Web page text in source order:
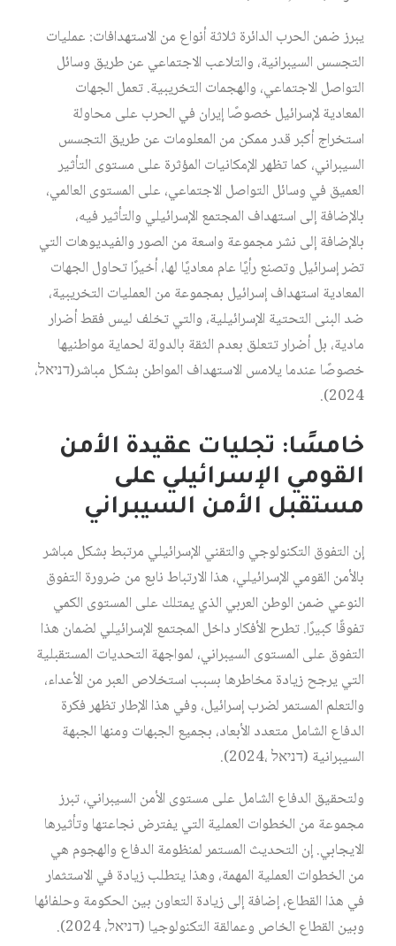
يبرز ضمن الحرب الدائرة ثلاثة أنواع من الاستهدافات: عمليات
التجسس السيبرانية، والتلاعب الاجتماعي عن طريق وسائل
التواصل الاجتماعي، والهجمات التخريبية. تعمل الجهات
المعادية لإسرائيل خصوصًا إيران في الحرب على محاولة
استخراج أكبر قدر ممكن من المعلومات عن طريق التجسس
السيبراني، كما تظهر الإمكانيات المؤثرة على مستوى التأثير
العميق في وسائل التواصل الاجتماعي، على المستوى العالمي،
بالإضافة إلى استهداف المجتمع الإسرائيلي والتأثير فيه،
بالإضافة إلى نشر مجموعة واسعة من الصور والفيديوهات التي
تضر إسرائيل وتصنع رأيًا عام معاديًا لها، أخيرًا تحاول الجهات
المعادية استهداف إسرائيل بمجموعة من العمليات التخريبية،
ضد البنى التحتية الإسرائيلية، والتي تخلف ليس فقط أضرار
مادية، بل أضرار تتعلق بعدم الثقة بالدولة لحماية مواطنيها
خصوصًا عندما يلامس الاستهداف المواطن بشكل مباشر(דניאל،
2024).
خامسًا: تجليات عقيدة الأمن
القومي الإسرائيلي على
مستقبل الأمن السيبراني
إن التفوق التكنولوجي والتقني الإسرائيلي مرتبط بشكل مباشر
بالأمن القومي الإسرائيلي، هذا الارتباط نابع من ضرورة التفوق
النوعي ضمن الوطن العربي الذي يمتلك على المستوى الكمي
تفوقًا كبيرًا. تطرح الأفكار داخل المجتمع الإسرائيلي لضمان هذا
التفوق على المستوى السيبراني، لمواجهة التحديات المستقبلية
التي يرجح زيادة مخاطرها بسبب استخلاص العبر من الأعداء،
والتعلم المستمر لضرب إسرائيل، وفي هذا الإطار تظهر فكرة
الدفاع الشامل متعدد الأبعاد، بجميع الجبهات ومنها الجبهة
السيبرانية (דניאל ،2024).
ولتحقيق الدفاع الشامل على مستوى الأمن السيبراني، تبرز
مجموعة من الخطوات العملية التي يفترض نجاعتها وتأثيرها
الايجابي. إن التحديث المستمر لمنظومة الدفاع والهجوم هي
من الخطوات العملية المهمة، وهذا يتطلب زيادة في الاستثمار
في هذا القطاع، إضافة إلى زيادة التعاون بين الحكومة وحلفائها
وبين القطاع الخاص وعمالقة التكنولوجيا (דניאל، 2024).